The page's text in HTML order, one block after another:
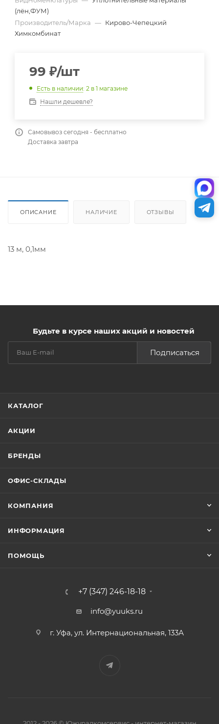
(лён,ФУМ)
Производитель/Марка — Кирово-Чепецкий
Химкомбинат
99 ₽/шт
Есть в наличии: 2 в 1 магазине
Нашли дешевле?
Самовывоз сегодня - бесплатно
Доставка завтра
ОПИСАНИЕ НАЛИЧИЕ ОТЗЫВЫ
13 м, 0,1мм
Будьте в курсе наших акций и новостей
Подписаться
КАТАЛОГ
АКЦИИ
БРЕНДЫ
ОФИС-СКЛАДЫ
КОМПАНИЯ
ИНФОРМАЦИЯ
ПОМОЩЬ
+7 (347) 246-18-18
info@yuuks.ru
г. Уфа, ул. Интернациональная, 133А